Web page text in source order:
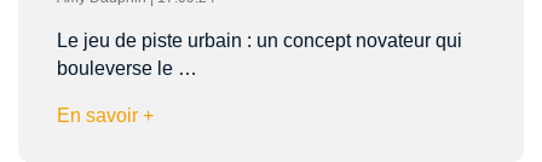
Le jeu de piste urbain : un concept novateur qui
bouleverse le …
En savoir +